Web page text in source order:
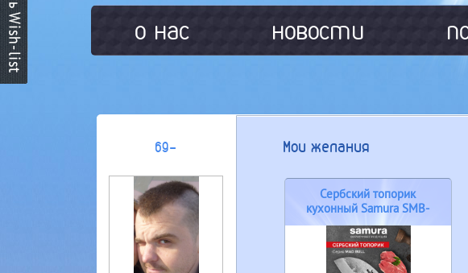
о нас новости
69- Мои желания
Сербский топорик
кухонный Samura SMB-
0040...